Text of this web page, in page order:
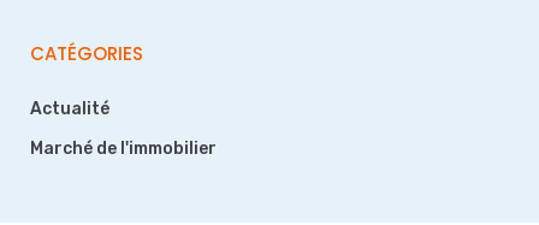
CATÉGORIES
Actualité
Marché de l'immobilier